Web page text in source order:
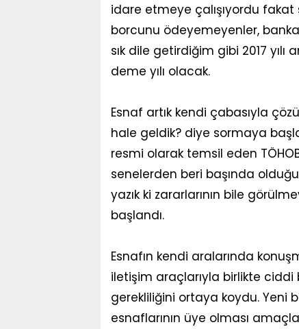
idare etmeye çalışıyordu
borcunu ödeyemeyenler,
sık dile getirdiğim gibi 2017
deme yılı olacak.
Esnaf artık kendi çabasıyla
hale geldik? diye sormaya
resmi olarak temsil eden
senelerden beri başında olduğu
yazık ki zararlarının bile
başlandı.
Esnafın kendi aralarında
iletişim araçlarıyla birlikte ciddi
gerekliliğini ortaya koydu. Yeni
esnaflarının üye olması